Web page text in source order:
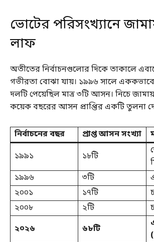
ভোটের পরিসংখ্যানে
লাফ
অতীতের নির্বাচনগুলোর দিকে তাকালে
গভীরতা বোঝা যায়। ১৯৯৬ সালে এককভাবে
দলটি পেয়েছিল মাত্র ৩টি আসন। নিচে
কয়েক বছরের আসন প্রাপ্তির একটি তুলনা
নির্বাচনের বছর প্রাপ্ত আসন সংখ্যা
১৯৯১
১৮টি
১৯৯৬
৩টি
২০০১
১৭টি
২০০৮
২টি
২০২৬
৬৮টি